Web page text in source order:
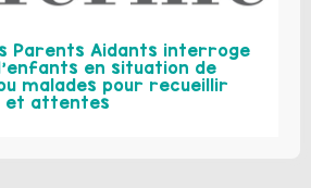
Parents Aidants interroge
en situation de
malades pour recueillir
et attentes